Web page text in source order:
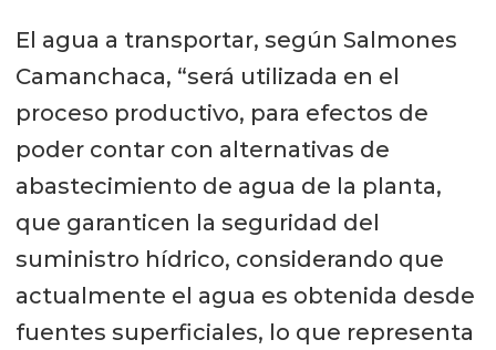
El agua a transportar, según Salmones
Camanchaca, “será utilizada en el
proceso productivo, para efectos de
poder contar con alternativas de
abastecimiento de agua de la planta,
que garanticen la seguridad del
suministro hídrico, considerando que
actualmente el agua es obtenida desde
fuentes superficiales, lo que representa